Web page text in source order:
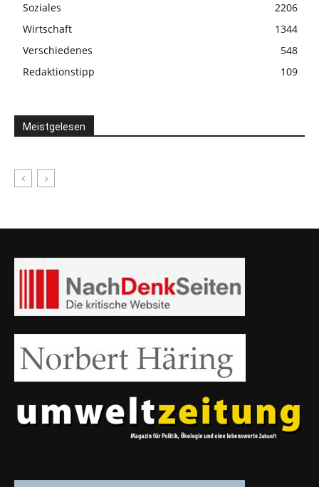
Soziales
2206
Wirtschaft
1344
Verschiedenes
548
Redaktionstipp
109
Meistgelesen